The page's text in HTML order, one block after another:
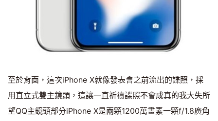
至於背面，這次iPhone X就像發表會之前流出的諜照，採
用直立式雙主鏡頭，這讓一直祈禱諜照不會成真的我大失所
望QQ主鏡頭部分iPhone X是兩顆1200萬畫素一顆f/1.8廣角